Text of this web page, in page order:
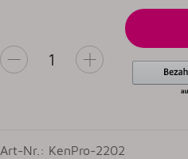
Art-Nr.: KenPro-2202